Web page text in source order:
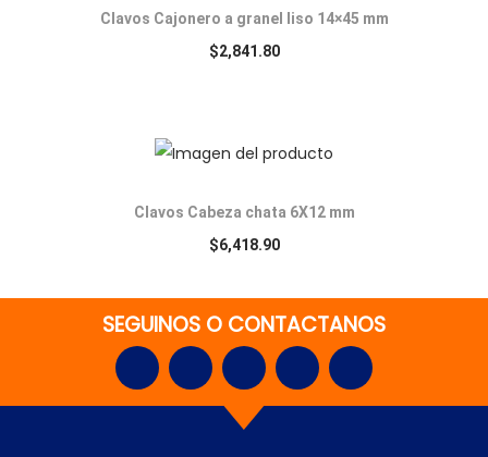
Clavos Cajonero a granel liso 14×45 mm
$2,841.80
Clavos Cabeza chata 6X12 mm
$6,418.90
SEGUINOS O CONTACTANOS